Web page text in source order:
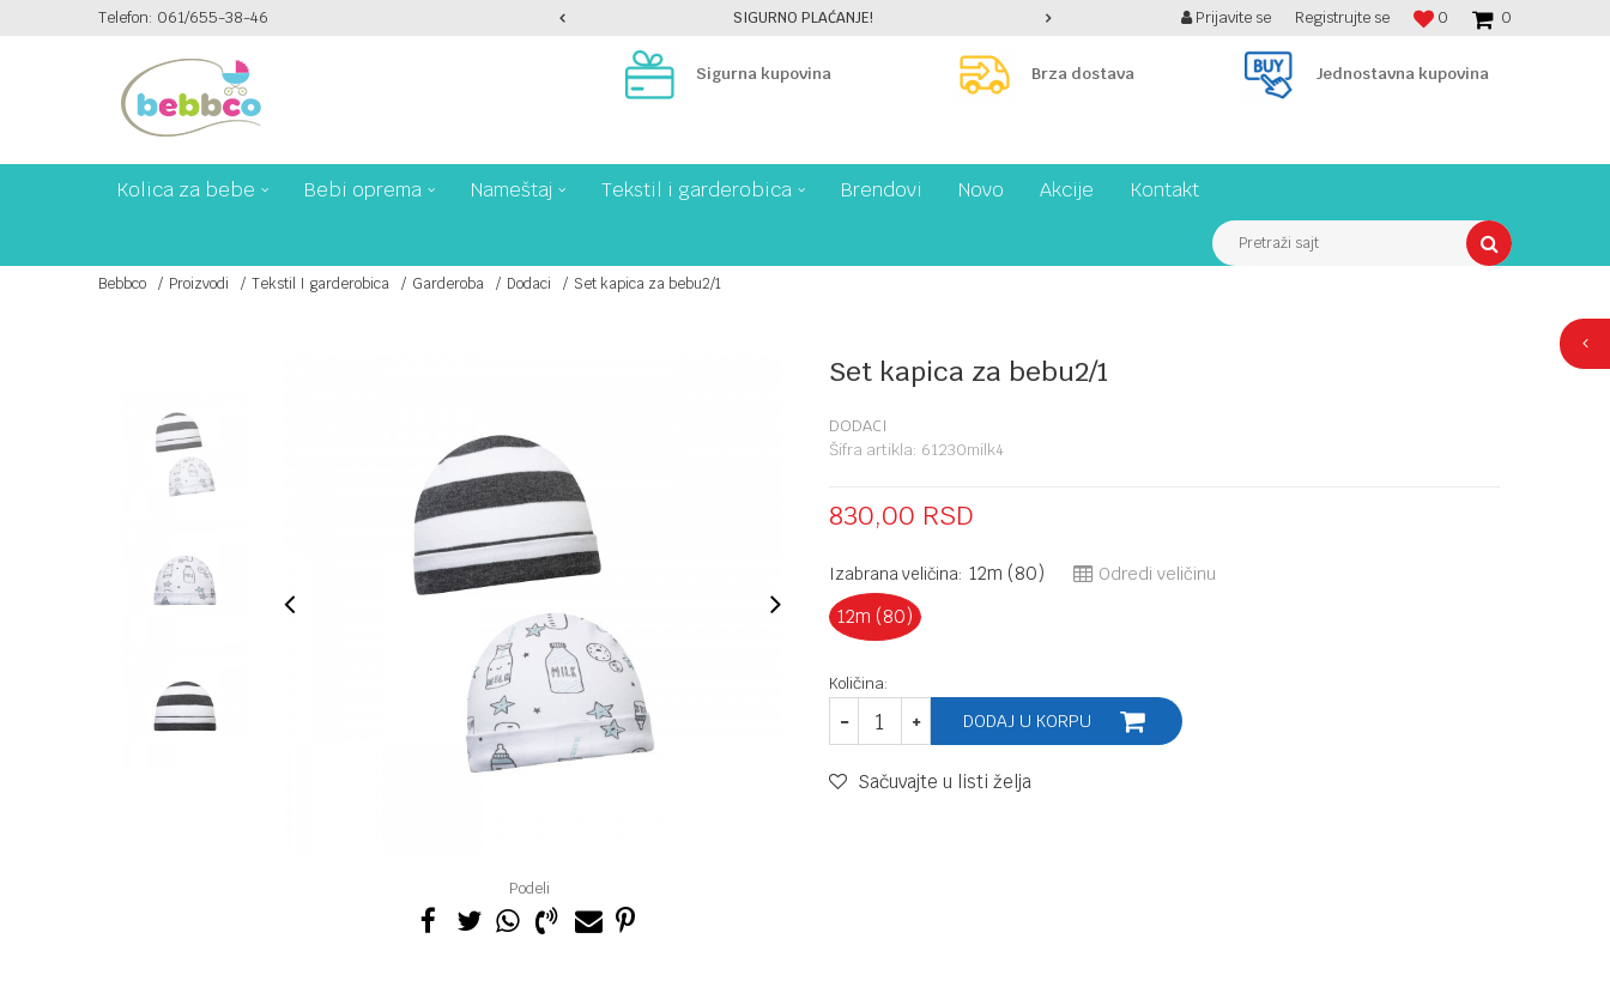
Telefon: 061/655-38-46PLAĆANJE PLATNIM KARTICAMA NA 6 RATA! SIGURNO PLAĆANJE! BESPLATNA ISPORUKA PREKO 7900 din! 0
0
Prijavite se Registrujte se
Sigurna kupovina Brza dostava Jednostavna kupovina
Kolica za bebe Bebi oprema Nameštaj Tekstil i garderobica Brendovi Novo Akcije Kontakt
Pretraži sajt
Bebbco Proizvodi Tekstil I garderobica Garderoba Dodaci Set kapica za bebu2/1
Podeli
Set kapica za bebu2/1
DODACI
Šifra artikla: 61230milk4
830,00 RSD
Izabrana veličina: 12m (80) Odredi veličinu
12m (80)
Količina:
DODAJ U KORPU
Sačuvajte u listi želja